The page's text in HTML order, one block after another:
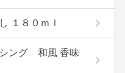
１８０ｍｌ
ング 和風 香味